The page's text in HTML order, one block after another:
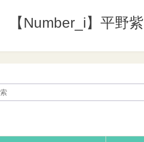
【Number_i】平野